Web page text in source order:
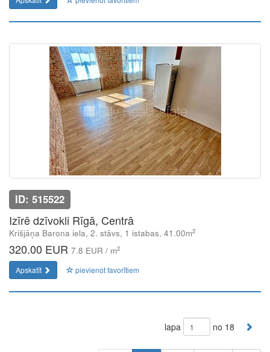
ID: 515522
Izīrē dzīvokli Rīgā, Centrā
Krišjāņa Barona iela, 2. stāvs, 1 istabas, 41.00m2
320.00 EUR 7.8 EUR / m2
Apskatīt pievienot favorītiem
lapa no 18